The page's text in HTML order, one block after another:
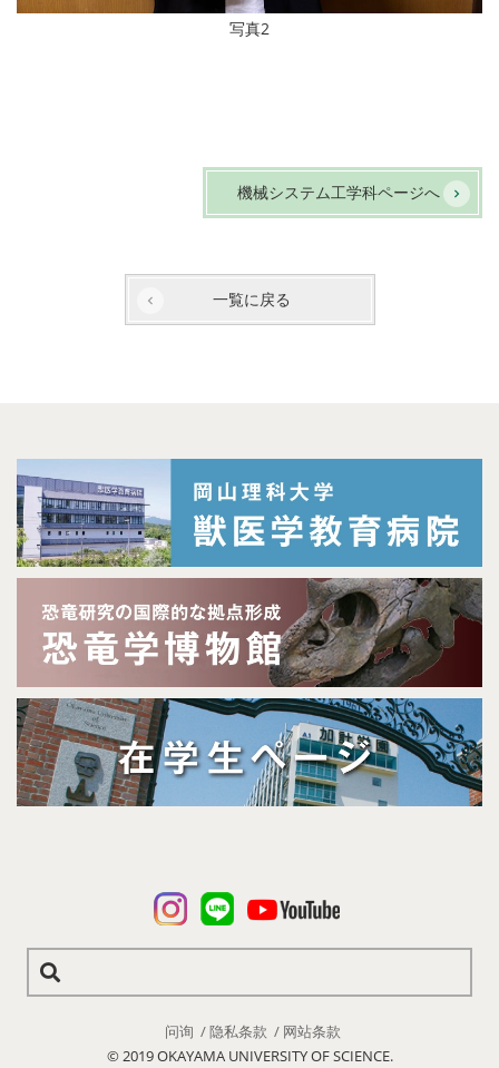
写真2
機械システム工学科ページへ
一覧に戻る
问询 隐私条款
网站条款
© 2019 OKAYAMA UNIVERSITY OF SCIENCE.